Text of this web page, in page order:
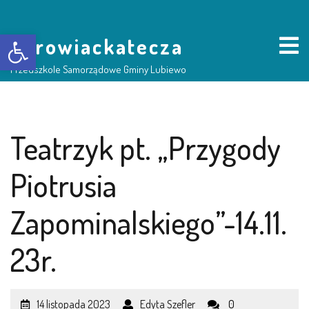
Otwórz pasek narzędzi
borowiackatecza
Przedszkole Samorządowe Gminy Lubiewo
NASZE PRZEDSZKOLE
RADA RODZICÓW
GRUPY DZIECI
Teatrzyk pt. „Przygody
Piotrusia
Zapominalskiego”-14.11.
23r.
14 listopada 2023 Edyta Szefler
0